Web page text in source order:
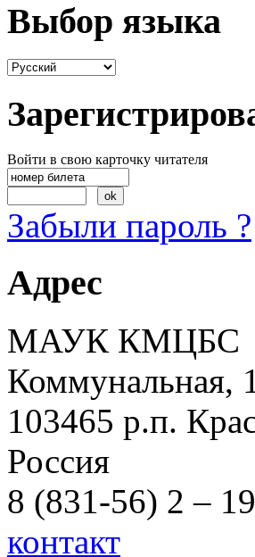
Выбор языка
Войти в свою карточку читателя
Забыли пароль ?
Адрес
МАУК КМЦБС
Коммунальная,
103465 р.п.
Россия
8 (831-56) 2 –
контакт